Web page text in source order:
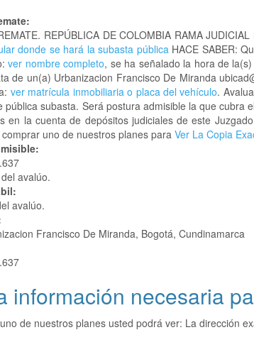
REPÚBLICA DE COLOMBIA RAMA
donde se hará la subasta públicaHACE SABER:
ver nombre completo, se ha señalado la hora de la(s)
de un(a) Urbanizacion Francisco De Miranda
ver matrícula inmobiliaria o placa del vehículo.
pública subasta. Será postura admisible la que
en la cuenta de depósitos judiciales de este
uno de nuestros planes para Ver La Copia
avalúo.
avalúo.
Francisco De Miranda, Bogotá, Cundinamarca
información necesaria
de nuestros planes usted podrá ver: La dirección